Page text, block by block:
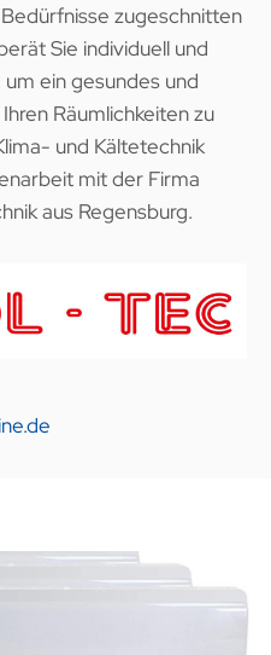
zugeschnitten
Sie individuell und
ein gesundes und
Räumlichkeiten zu
und Kältetechnik
mit der Firma
aus Regensburg.